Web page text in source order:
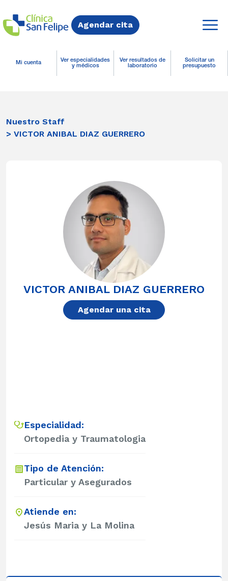
Agendar cita
Mi cuenta
Ver especialidades
y médicos
Ver resultados de
laboratorio
Solicitar un
presupuesto
Nuestro Staff
> VICTOR ANIBAL DIAZ GUERRERO
VICTOR ANIBAL DIAZ GUERRERO
Agendar una cita
Especialidad:
Ortopedia y Traumatologia
Tipo de Atención:
Particular y Asegurados
Atiende en:
Jesús Maria y La Molina